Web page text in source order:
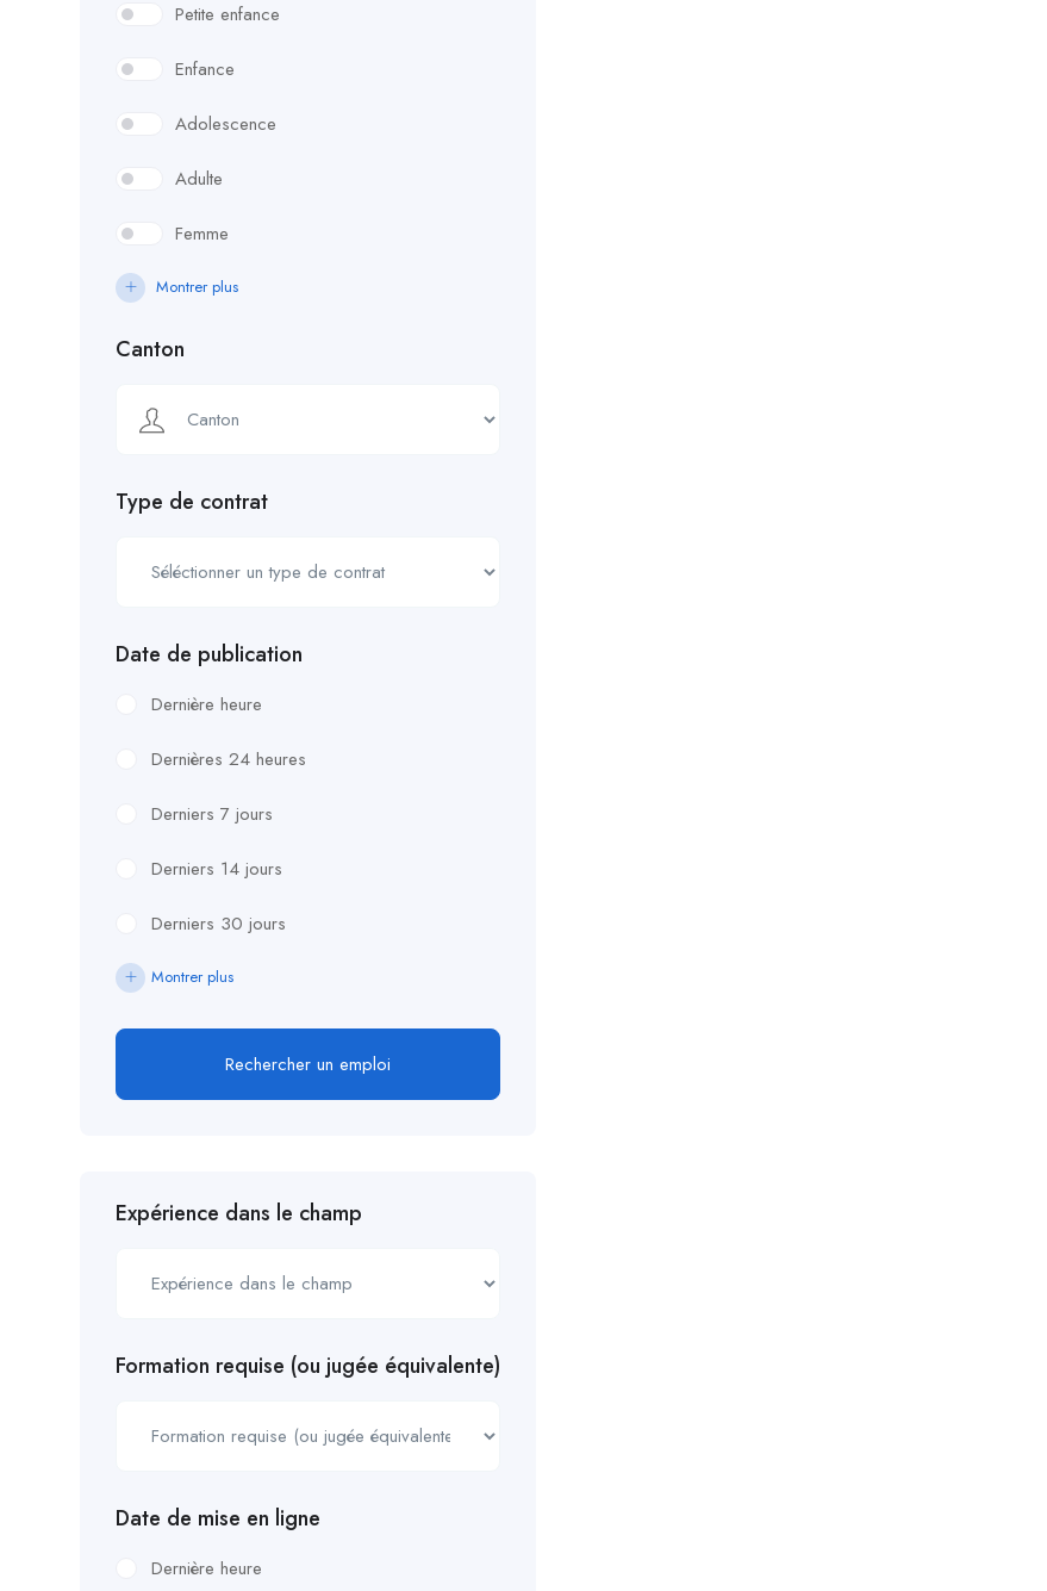
Petite enfance
Enfance
Adolescence
Adulte
Femme
Montrer plus
Canton
Type de contrat
Date de publication
Dernière heure
Dernières 24 heures
Derniers 7 jours
Derniers 14 jours
Derniers 30 jours
Montrer plus
Rechercher un emploi
Expérience dans le champ
Formation requise (ou jugée équivalente)
Date de mise en ligne
Dernière heure